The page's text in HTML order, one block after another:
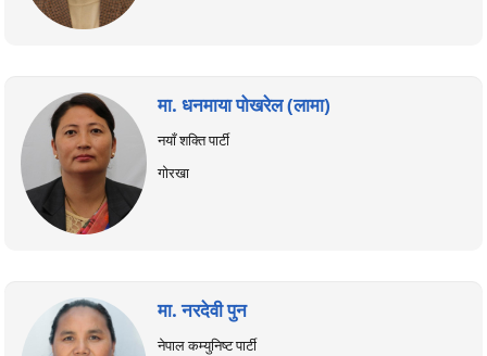
मा. धनमाया पोखरेल (लामा)
नयाँ शक्ति पार्टी
गोरखा
मा. नरदेवी पुन
नेपाल कम्युनिष्ट पार्टी